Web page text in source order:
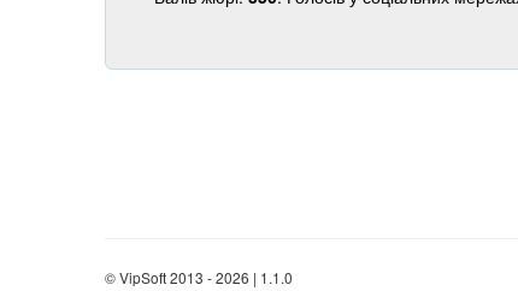
© VipSoft 2013 - 2026 | 1.1.0